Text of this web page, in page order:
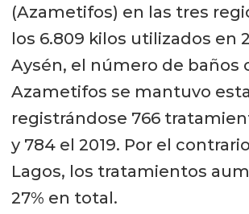
(Azametifos) en las tres
los 6.809 kilos utilizados en
Aysén, el número de baños
Azametifos se mantuvo
registrándose 766
y 784 el 2019. Por el
Lagos, los tratamientos
27% en total.